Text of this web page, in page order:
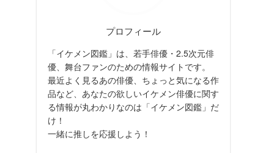
プロフィール
「イケメン図鑑」は、若手俳優・2.5次元俳
優、舞台ファンのための情報サイトです。
最近よく見るあの俳優、ちょっと気になる作
品など、あなたの欲しいイケメン俳優に関す
る情報が丸わかりなのは「イケメン図鑑」だ
け！
一緒に推しを応援しよう！